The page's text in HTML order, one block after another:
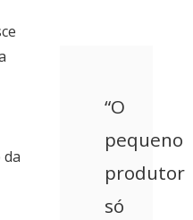
“O
pequeno
produtor
só